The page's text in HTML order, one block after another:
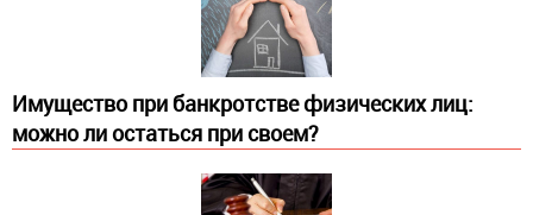
Имущество при банкротстве физических лиц:
можно ли остаться при своем?